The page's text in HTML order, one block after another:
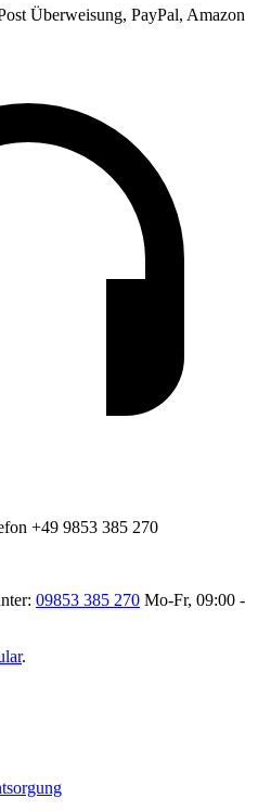
Überweisung, PayPal, Amazon
+49 9853 385 270
09853 385 270 Mo-Fr, 09:00 -
.